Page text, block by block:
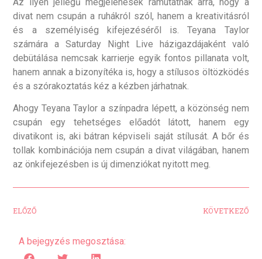
divat nem csupán a ruhákról szól, hanem a kreativitásról
és a személyiség kifejezéséről is. Teyana Taylor
számára a Saturday Night Live házigazdájaként való
debütálása nemcsak karrierje egyik fontos pillanata volt,
hanem annak a bizonyítéka is, hogy a stílusos öltözködés
és a szórakoztatás kéz a kézben járhatnak.
Ahogy Teyana Taylor a színpadra lépett, a közönség nem
csupán egy tehetséges előadót látott, hanem egy
divatikont is, aki bátran képviseli saját stílusát. A bőr és
tollak kombinációja nem csupán a divat világában, hanem
az önkifejezésben is új dimenziókat nyitott meg.
ELŐZŐ KÖVETKEZŐ
A bejegyzés megosztása: